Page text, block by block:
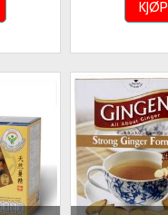
KJØP